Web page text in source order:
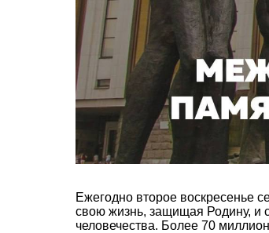
Ежегодно второе воскресенье
свою жизнь, защищая Родину, и
человечества. Более 70